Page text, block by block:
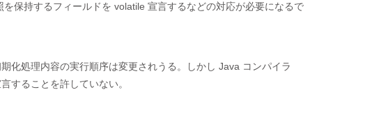
を保持するフィールドを volatile 宣言するなどの対応が必要になるで
化処理内容の実行順序は変更されうる。しかし Java コンパイラ
することを許していない。